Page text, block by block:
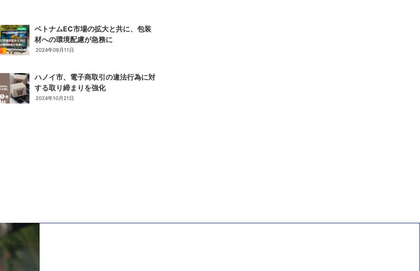
ベトナムEC市場の拡大と共に、包装
材への環境配慮が急務に
2024年09月11日
ハノイ市、電子商取引の違法行為に対
する取り締まりを強化
2024年10月21日